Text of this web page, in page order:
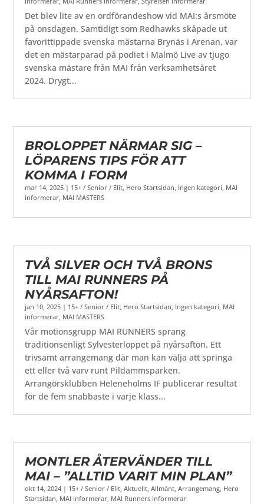
Det blev lite av en ordförandeshow vid MAI:s årsmöte
på onsdagen. Samtidigt som Redhawks skåpade ut
favorittippade svenska mästarna Brynäs i Arenan, var
det en mästarparad på podiet i Malmö Live av tjugo
svenska mästare från MAI från verksamhetsåret
2024. Drygt...
BROLOPPET NÄRMAR SIG –
LÖPARENS TIPS FÖR ATT
KOMMA I FORM
mar 14, 2025 | 15+ / Senior / Elit, Hero Startsidan, Ingen kategori, MAI
informerar, MAI MASTERS
TVÅ SILVER OCH TVÅ BRONS
TILL MAI RUNNERS PÅ
NYÅRSAFTON!
jan 10, 2025 | 15+ / Senior / Elit Hero Startsidan Ingen kategori MAI
informerar MAI MASTERS
Vår motionsgrupp MAI RUNNERS sprang
traditionsenligt Sylvesterloppet på nyårsafton. Ett
trivsamt arrangemang där man kan välja att springa
ett eller två varv runt Pildammsparken.
Arrangörsklubben Heleneholms IF publicerar resultat
för de fem snabbaste i varje klass...
MONTLER ÅTERVÄNDER TILL
MAI – ”ALLTID VARIT MIN PLAN”
okt 14, 2024 | 15+ / Senior / Elit,Aktuellt,Allmänt,Arrangemang, Hero
Startsidan, MAI informerar, MAI Runners informerar